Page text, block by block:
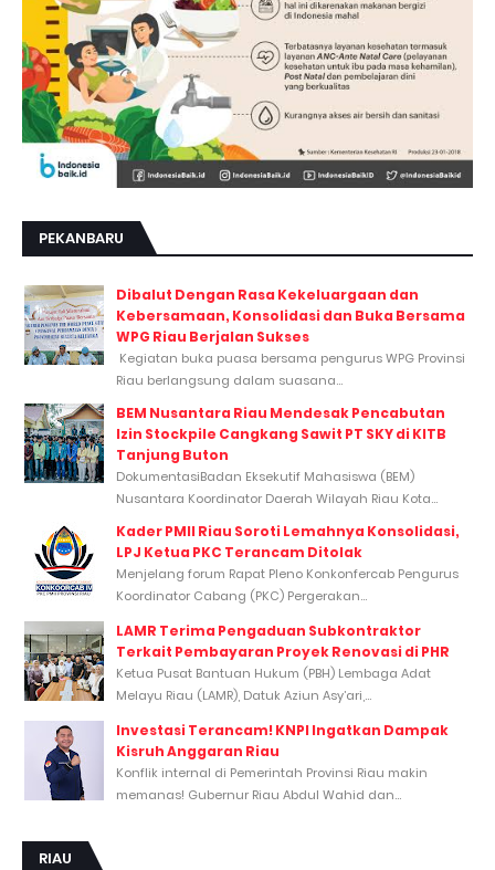
PEKANBARU
Dibalut Dengan Rasa Kekeluargaan dan
Kebersamaan, Konsolidasi dan Buka Bersama
WPG Riau Berjalan Sukses
Kegiatan buka puasa bersama pengurus WPG Provinsi
Riau berlangsung dalam suasana...
BEM Nusantara Riau Mendesak Pencabutan
Izin Stockpile Cangkang Sawit PT SKY di KITB
Tanjung Buton
DokumentasiBadan Eksekutif Mahasiswa (BEM)
Nusantara Koordinator Daerah Wilayah Riau Kota...
Kader PMII Riau Soroti Lemahnya Konsolidasi,
LPJ Ketua PKC Terancam Ditolak
Menjelang forum Rapat Pleno Konkonfercab Pengurus
Koordinator Cabang (PKC) Pergerakan...
LAMR Terima Pengaduan Subkontraktor
Terkait Pembayaran Proyek Renovasi di PHR
Ketua Pusat Bantuan Hukum (PBH) Lembaga Adat
Melayu Riau (LAMR), Datuk Aziun Asy’ari,...
Investasi Terancam! KNPI Ingatkan Dampak
Kisruh Anggaran Riau
Konflik internal di Pemerintah Provinsi Riau makin
memanas! Gubernur Riau Abdul Wahid dan...
RIAU